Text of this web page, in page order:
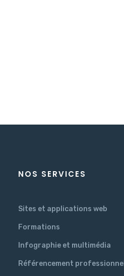
NOS SERVICES
Sites et applications web
Formations
Infographie et multimédia
Référencement professionnel